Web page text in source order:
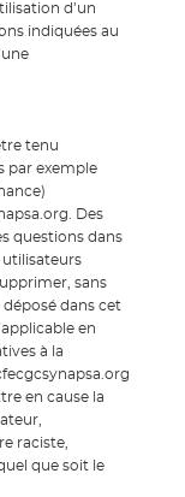
d’un
indiquées au
tenu
par exemple
Des
questions dans
utilisateurs
sans
dans cet
en
à la
en cause la
raciste,
que soit le